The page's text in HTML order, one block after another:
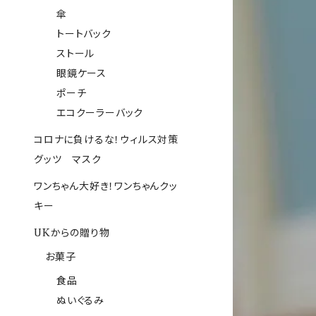
傘
トートバック
ストール
眼鏡ケース
ポーチ
エコクーラーバック
コロナに負けるな！ウィルス対策
グッツ マスク
ワンちゃん大好き！ワンちゃんクッ
キー
UKからの贈り物
お菓子
食品
ぬいぐるみ